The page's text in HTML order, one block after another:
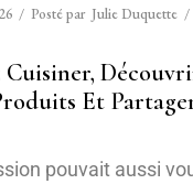
/ Posté par Julie Duquette /
Cuisiner,
Et
pouvait aussi